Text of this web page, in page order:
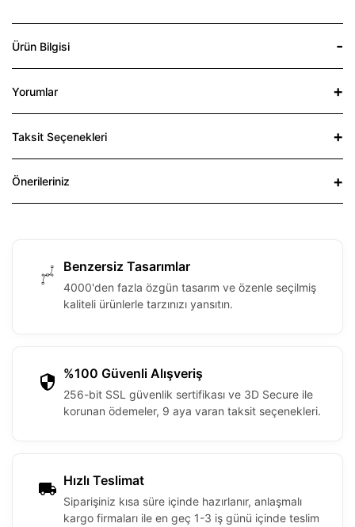
Ürün Bilgisi
Yorumlar
Taksit Seçenekleri
Önerileriniz
Benzersiz Tasarımlar
4000'den fazla özgün tasarım ve özenle seçilmiş
kaliteli ürünlerle tarzınızı yansıtın.
%100 Güvenli Alışveriş
256-bit SSL güvenlik sertifikası ve 3D Secure ile
korunan ödemeler, 9 aya varan taksit seçenekleri.
Hızlı Teslimat
Siparişiniz kısa süre içinde hazırlanır, anlaşmalı
kargo firmaları ile en geç 1-3 iş günü içinde teslim